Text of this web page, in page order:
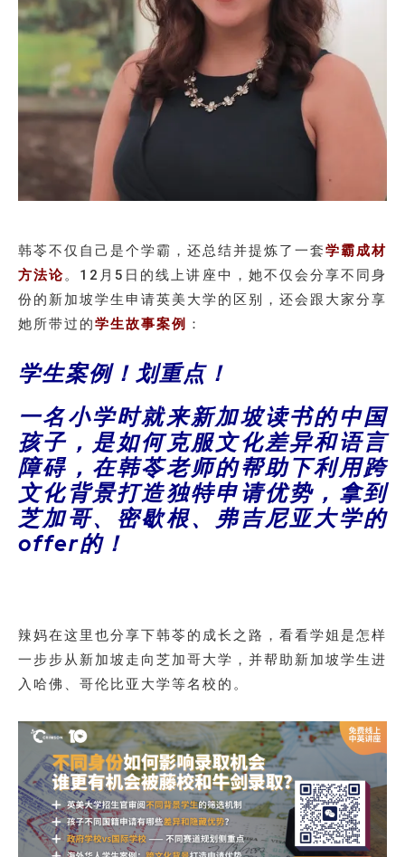
韩苓不仅自己是个学霸，还总结并提炼了一套学霸成材
方法论。12月5日的线上讲座中，她不仅会分享不同身
份的新加坡学生申请英美大学的区别，还会跟大家分享
她所带过的学生故事案例 ：
学生案例！划重点！
一名小学时就来新加坡读书的中国
孩子，是如何克服文化差异和语言
障碍，在韩苓老师的帮助下利用跨
文化背景打造独特申请优势，拿到
芝加哥、密歇根、弗吉尼亚大学的
offer的！
辣妈在这里也分享下韩苓的成长之路，看看学姐是怎样
一步步从新加坡走向芝加哥大学，并帮助新加坡学生进
入哈佛、哥伦比亚大学等名校的。